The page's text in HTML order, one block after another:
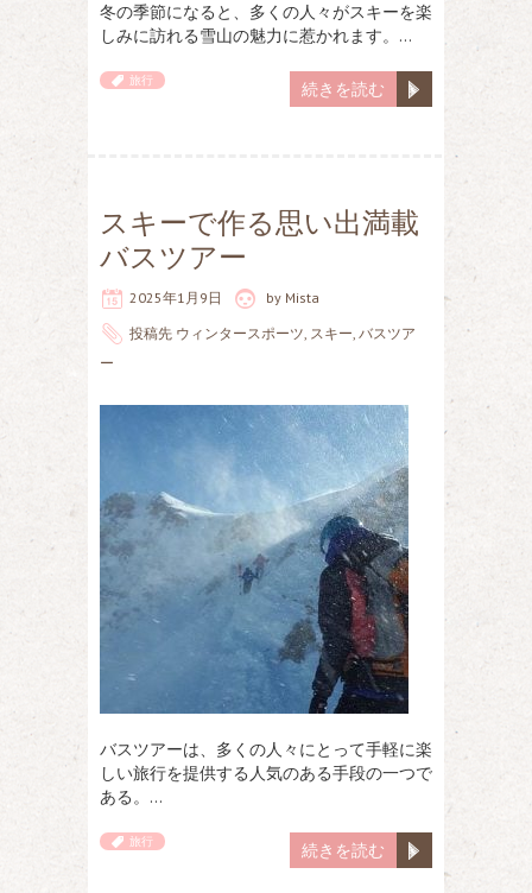
冬の季節になると、多くの人々がスキーを楽
しみに訪れる雪山の魅力に惹かれます。…
続きを読む
旅行
スキーで作る思い出満載
バスツアー
2025年1月9日 by Mista
投稿先 ウィンタースポーツ, スキー, バスツア
ー
バスツアーは、多くの人々にとって手軽に楽
しい旅行を提供する人気のある手段の一つで
ある。…
続きを読む
旅行